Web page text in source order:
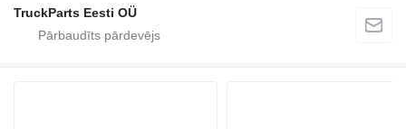
TruckParts Eesti OÜ